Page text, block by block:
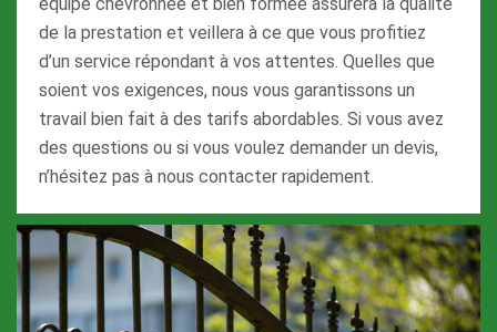
de la prestation et veillera à ce que vous profitiez
d’un service répondant à vos attentes. Quelles que
soient vos exigences, nous vous garantissons un
travail bien fait à des tarifs abordables. Si vous avez
des questions ou si vous voulez demander un devis,
n’hésitez pas à nous contacter rapidement.